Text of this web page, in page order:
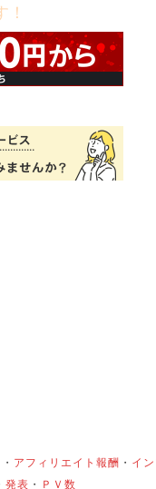
・ アフィリエイト報酬 ・ イ
発表 ・ ＰＶ数